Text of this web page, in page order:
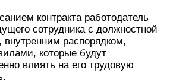
контракта работодатель
сотрудника с должностной
внутренним распорядком,
которые будут
влиять на его трудовую